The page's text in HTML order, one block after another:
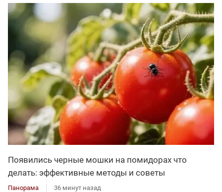
Появились черные мошки на помидорах что
делать: эффективные методы и советы
Панорама 36 минут назад